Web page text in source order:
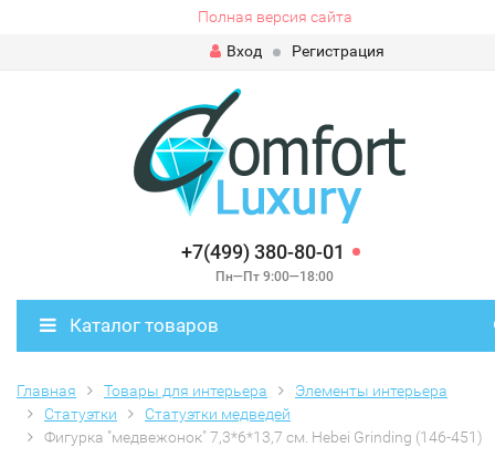
Полная версия сайта
Вход
Регистрация
+7(499) 380-80-01
Пн—Пт 9:00—18:00
Каталог товаров
Главная Товары для интерьера
Элементы интерьера
Статуэтки
Статуэтки медведей
Фигурка "медвежонок" 7,3*6*13,7 см. Hebei Grinding (146-451)